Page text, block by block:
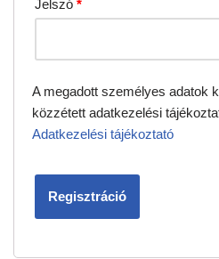
Jelszó *
A megadott személyes adatok
közzétett adatkezelési
Adatkezelési tájékoztató
Regisztráció